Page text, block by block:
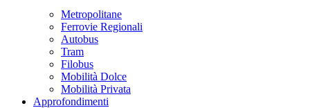
Metropolitane
Ferrovie Regionali
Autobus
Tram
Filobus
Mobilità Dolce
Mobilità Privata
Approfondimenti